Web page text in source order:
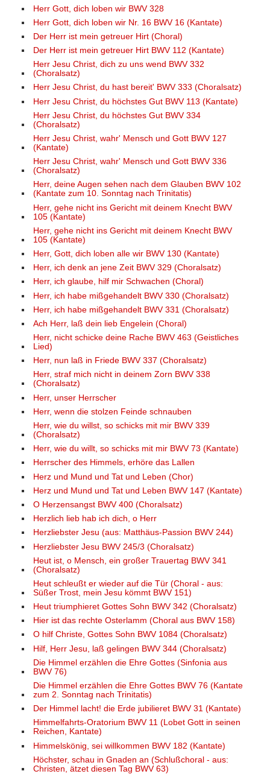
Herr Gott, dich loben wir BWV 328
Herr Gott, dich loben wir Nr. 16 BWV 16 (Kantate)
Der Herr ist mein getreuer Hirt (Choral)
Der Herr ist mein getreuer Hirt BWV 112 (Kantate)
Herr Jesu Christ, dich zu uns wend BWV 332
(Choralsatz)
Herr Jesu Christ, du hast bereit' BWV 333 (Choralsatz)
Herr Jesu Christ, du höchstes Gut BWV 113 (Kantate)
Herr Jesu Christ, du höchstes Gut BWV 334
(Choralsatz)
Herr Jesu Christ, wahr' Mensch und Gott BWV 127
(Kantate)
Herr Jesu Christ, wahr' Mensch und Gott BWV 336
(Choralsatz)
Herr, deine Augen sehen nach dem Glauben BWV 102
(Kantate zum 10. Sonntag nach Trinitatis)
Herr, gehe nicht ins Gericht mit deinem Knecht BWV
105 (Kantate)
Herr, gehe nicht ins Gericht mit deinem Knecht BWV
105 (Kantate)
Herr, Gott, dich loben alle wir BWV 130 (Kantate)
Herr, ich denk an jene Zeit BWV 329 (Choralsatz)
Herr, ich glaube, hilf mir Schwachen (Choral)
Herr, ich habe mißgehandelt BWV 330 (Choralsatz)
Herr, ich habe mißgehandelt BWV 331 (Choralsatz)
Ach Herr, laß dein lieb Engelein (Choral)
Herr, nicht schicke deine Rache BWV 463 (Geistliches
Lied)
Herr, nun laß in Friede BWV 337 (Choralsatz)
Herr, straf mich nicht in deinem Zorn BWV 338
(Choralsatz)
Herr, unser Herrscher
Herr, wenn die stolzen Feinde schnauben
Herr, wie du willst, so schicks mit mir BWV 339
(Choralsatz)
Herr, wie du willt, so schicks mit mir BWV 73 (Kantate)
Herrscher des Himmels, erhöre das Lallen
Herz und Mund und Tat und Leben (Chor)
Herz und Mund und Tat und Leben BWV 147 (Kantate)
O Herzensangst BWV 400 (Choralsatz)
Herzlich lieb hab ich dich, o Herr
Herzliebster Jesu (aus: Matthäus-Passion BWV 244)
Herzliebster Jesu BWV 245/3 (Choralsatz)
Heut ist, o Mensch, ein großer Trauertag BWV 341
(Choralsatz)
Heut schleußt er wieder auf die Tür (Choral - aus:
Süßer Trost, mein Jesu kömmt BWV 151)
Heut triumphieret Gottes Sohn BWV 342 (Choralsatz)
Hier ist das rechte Osterlamm (Choral aus BWV 158)
O hilf Christe, Gottes Sohn BWV 1084 (Choralsatz)
Hilf, Herr Jesu, laß gelingen BWV 344 (Choralsatz)
Die Himmel erzählen die Ehre Gottes (Sinfonia aus
BWV 76)
Die Himmel erzählen die Ehre Gottes BWV 76 (Kantate
zum 2. Sonntag nach Trinitatis)
Der Himmel lacht! die Erde jubilieret BWV 31 (Kantate)
Himmelfahrts-Oratorium BWV 11 (Lobet Gott in seinen
Reichen, Kantate)
Himmelskönig, sei willkommen BWV 182 (Kantate)
Höchster, schau in Gnaden an (Schlußchoral - aus:
Christen, ätzet diesen Tag BWV 63)